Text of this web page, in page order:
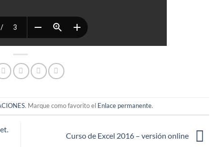
. Marque como favorito el Enlace permanente.
Curso de Excel 2016 – versión online